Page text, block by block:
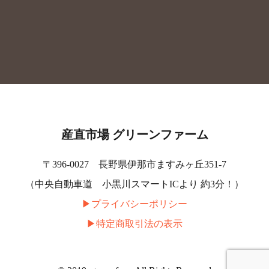
産直市場 グリーンファーム
〒396-0027 長野県伊那市ますみヶ丘351-7
（中央自動車道 小黒川スマートICより 約3分！）
▶︎プライバシーポリシー
▶︎特定商取引法の表示